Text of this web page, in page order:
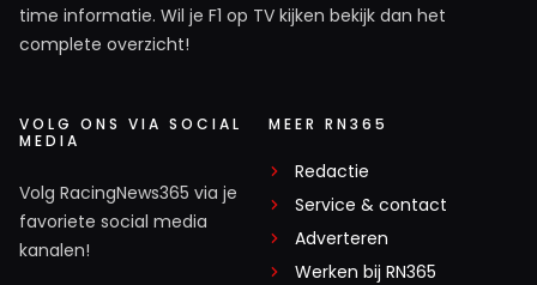
time informatie. Wil je F1 op TV kijken bekijk dan het
complete overzicht!
VOLG ONS VIA SOCIAL
MEDIA
Volg RacingNews365 via je
favoriete social media
kanalen!
MEER RN365
Redactie
Service & contact
Adverteren
Werken bij RN365